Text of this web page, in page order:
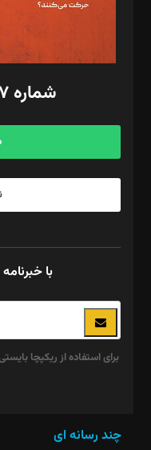
گرافیک و صفحه‌آرایی:
مد‌یر توسعه تجاری: کامبیز برید‌
امور مالی: شاپور رهبری،
آگهی و مشترکین: ۰۹۱۹۹۹۹۰۴۵۴
شماره ۱۴۷ - مرداد ۱۴۰۵
با
چند رسانه ای